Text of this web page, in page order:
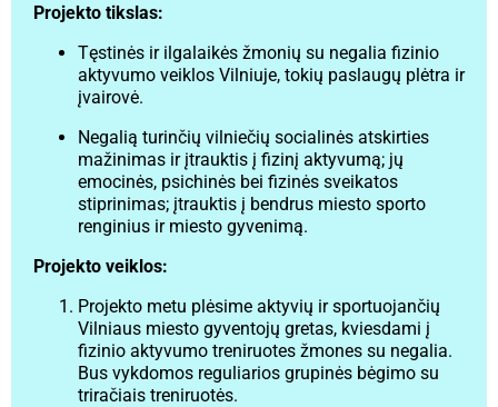
Projekto tikslas:
Tęstinės ir ilgalaikės žmonių su negalia fizinio
aktyvumo veiklos Vilniuje, tokių paslaugų plėtra ir
įvairovė.
Negalią turinčių vilniečių socialinės atskirties
mažinimas ir įtrauktis į fizinį aktyvumą; jų
emocinės, psichinės bei fizinės sveikatos
stiprinimas; įtrauktis į bendrus miesto sporto
renginius ir miesto gyvenimą.
Projekto veiklos:
Projekto metu plėsime aktyvių ir sportuojančių
Vilniaus miesto gyventojų gretas, kviesdami į
fizinio aktyvumo treniruotes žmones su negalia.
Bus vykdomos reguliarios grupinės bėgimo su
triračiais treniruotės.